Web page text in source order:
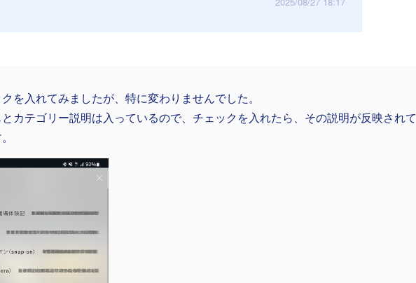
を入れてみましたが、特に変わりませんでした。
とカテゴリー説明は入っているので、チェックを入れたら、その説明が反映されて